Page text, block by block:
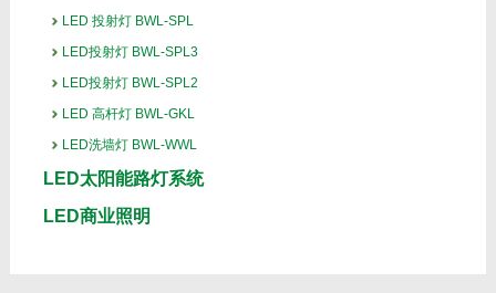
LED 投射灯 BWL-SPL
LED投射灯 BWL-SPL3
LED投射灯 BWL-SPL2
LED 高杆灯 BWL-GKL
LED洗墙灯 BWL-WWL
LED太阳能路灯系统
LED商业照明